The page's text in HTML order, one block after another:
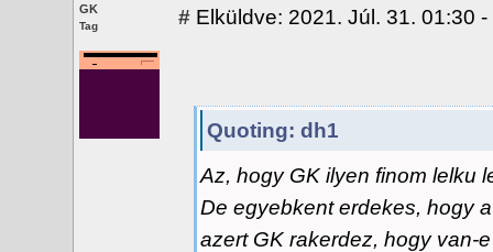
GK
Tag # Elküldve: 2021. Júl. 31. 01:30
Quoting: dh1
Az, hogy GK ilyen finom lelku
De egyebkent erdekes, hogy
azert GK rakerdez, hogy van-